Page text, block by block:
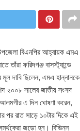
বিএনপির আহ্বায়ক এমএ
ফরিদগঞ্জ বাসস্ট্যান্ডে
দাবি ছিলেন, এমএ হান্নানকে
২০০৮ সালের জাতীয় সংসদ
আলমগীর এ দিন ঘোষণা করেন,
পর রাত সাড়ে ১০টার দিকে এই
জড়ো হন। বিভিন্ন